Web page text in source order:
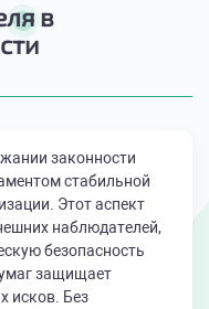
в
законности
стабильной
Этот аспект
наблюдателей,
безопасность
защищает
исков. Без